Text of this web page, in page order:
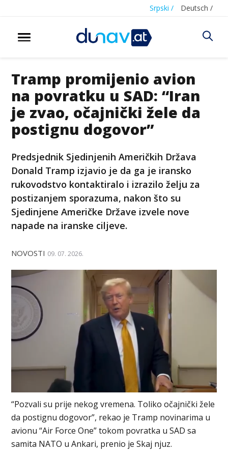
Srpski / Deutsch /
Tramp promijenio avion
na povratku u SAD: “Iran
je zvao, očajnički žele da
postignu dogovor”
Predsjednik Sjedinjenih Američkih Država
Donald Tramp izjavio je da ga je iransko
rukovodstvo kontaktiralo i izrazilo želju za
postizanjem sporazuma, nakon što su
Sjedinjene Američke Države izvele nove
napade na iranske ciljeve.
NOVOSTI 09. 07. 2026.
“Pozvali su prije nekog vremena. Toliko očajnički žele
da postignu dogovor”, rekao je Tramp novinarima u
avionu “Air Force One” tokom povratka u SAD sa
samita NATO u Ankari, prenio je Skaj njuz.